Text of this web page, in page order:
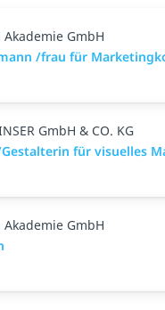
GmbH
/frau für
GmbH & CO. KG
für visuelles
GmbH